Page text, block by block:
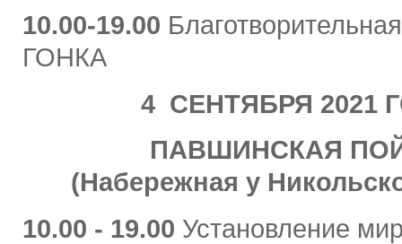
10.00-19.00
ГОНКА
4 СЕНТЯБРЯ 2021
ПАВШИНСКАЯ
(Набережная у
10.00 - 19.00 Установление